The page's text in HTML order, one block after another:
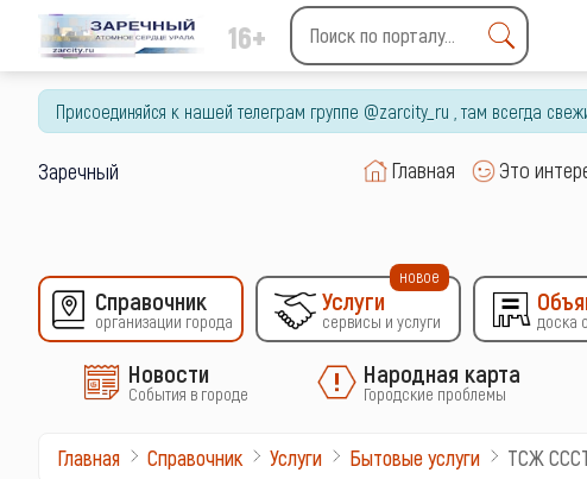
16+
Type 2 or more characters
for results.
Присоединяйся к нашей телеграм группе @zarcity_ru , там всегда
Заречный Главная Это
Справочник
организации города
Услуги
сервисы и услуги
новое
доска
Новости
События в городе
Народная карта
Городские проблемы
Главная Справочник Услуги Бытовые услуги ТСЖ